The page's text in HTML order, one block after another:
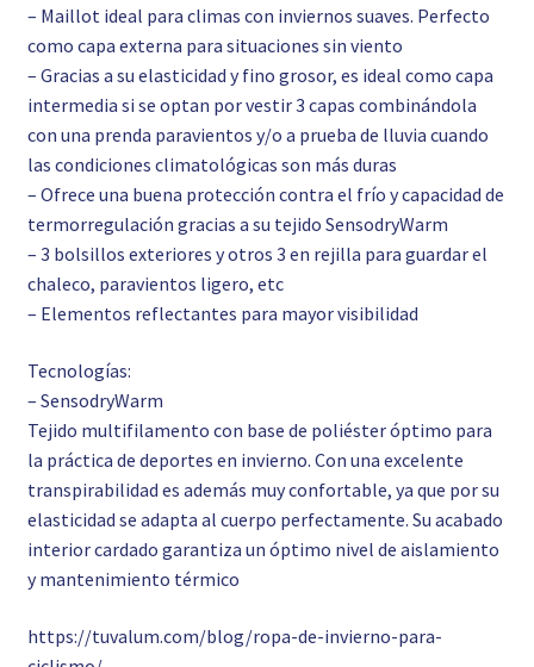
– Maillot ideal para climas con inviernos suaves. Perfecto
como capa externa para situaciones sin viento
– Gracias a su elasticidad y fino grosor, es ideal como capa
intermedia si se optan por vestir 3 capas combinándola
con una prenda paravientos y/o a prueba de lluvia cuando
las condiciones climatológicas son más duras
– Ofrece una buena protección contra el frío y capacidad de
termorregulación gracias a su tejido SensodryWarm
– 3 bolsillos exteriores y otros 3 en rejilla para guardar el
chaleco, paravientos ligero, etc
– Elementos reflectantes para mayor visibilidad
Tecnologías:
– SensodryWarm
Tejido multifilamento con base de poliéster óptimo para
la práctica de deportes en invierno. Con una excelente
transpirabilidad es además muy confortable, ya que por su
elasticidad se adapta al cuerpo perfectamente. Su acabado
interior cardado garantiza un óptimo nivel de aislamiento
y mantenimiento térmico
https://tuvalum.com/blog/ropa-de-invierno-para-